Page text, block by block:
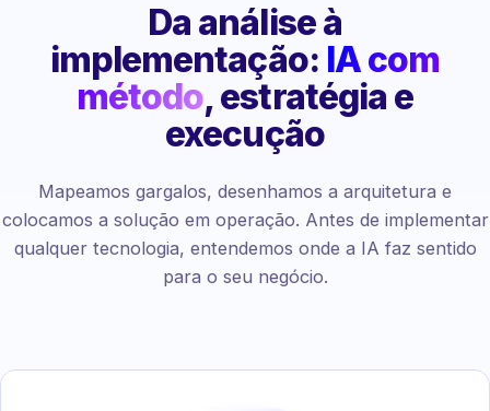
Da análise à
implementação: IA com
método, estratégia e
execução
Mapeamos gargalos, desenhamos a arquitetura e
colocamos a solução em operação. Antes de implementar
qualquer tecnologia, entendemos onde a IA faz sentido
para o seu negócio.